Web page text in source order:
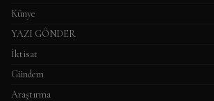
Künye
YAZI GÖNDER
İktisat
Gündem
Araştırma